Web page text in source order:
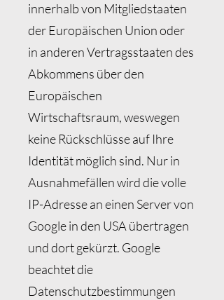
innerhalb von Mitgliedstaaten
der Europäischen Union oder
in anderen Vertragsstaaten des
Abkommens über den
Europäischen
Wirtschaftsraum, weswegen
keine Rückschlüsse auf Ihre
Identität möglich sind. Nur in
Ausnahmefällen wird die volle
IP-Adresse an einen Server von
Google in den USA übertragen
und dort gekürzt. Google
beachtet die
Datenschutzbestimmungen